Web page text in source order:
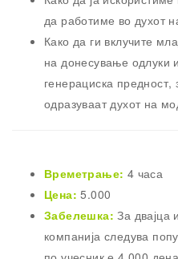
да работиме во духот
Како да ги вклучите
на донесување одлуки
генерациска
одразуваат духот на
Времетрање: 4 часа
Цена: 5.000
Забелешка: За двајца
компанија следува